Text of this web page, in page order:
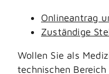
Onlineantrag
Zuständige
Wollen Sie als
technischen